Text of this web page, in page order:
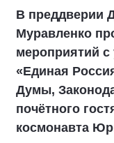
В преддверии
Муравленко
мероприятий с
«Единая
Думы,
почётного
космонавта